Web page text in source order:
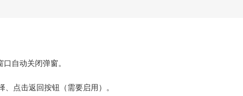
自动关闭弹窗。
点击返回按钮（需要启用）。